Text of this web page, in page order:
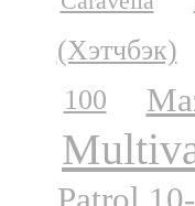
(Хэтчбэк)
100